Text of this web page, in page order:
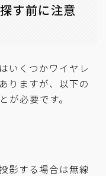
す前に注意
いくつかワイヤレ
りますが、以下の
が必要です。
影する場合は無線